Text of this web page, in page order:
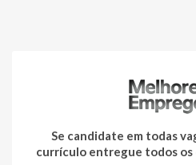
Se candidate em todas
currículo entregue todos os